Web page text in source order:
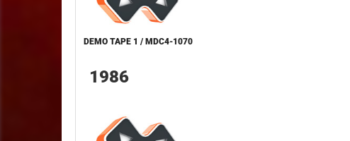
DEMO TAPE 1 / MDC4-1070
1986